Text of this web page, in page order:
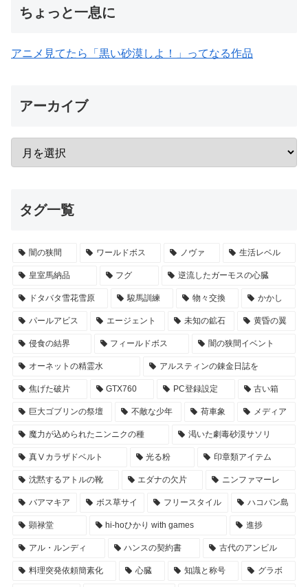
ちょっと一息に
アニメ見てたら「黒い砂漠しよ！」ってなる作品
アーカイブ
タグ一覧
闇の狭間 ワールドボス ノヴァ 生活レベル
皇室馬納品 フグ 逆流したガーモスの心臓
ドタバタ雪花雪原 駿馬訓練 物々交換 かかし
パールアビス エージェント 未知の鉱石 黄昏の翼
侵食の結界 フィールドボス 闇の狭間イベント
オーネットの精霊水 アルスティンの錬金日誌を
焦げた破片 GTX760 PC登録設定 古い箱
巨大ゴブリンの祭壇 不敵な少年 荷車象 メディア
魔力が込められたニンニクの種 渇いた劇毒砂漠サソリ
真Ⅴカラザドベルト 光る粉 印章類アイテム
沈黙するアトルの靴 エダナの欠片 ニンファマーレ
バアマキア ボス草サイ フリースタイル ハコバン島
顕禄堂 hi-hoひかり with games 進捗
アル・ルンディ ハンスの契約書 古代のアンビル
料理突発依頼簡素化 心臓 知識と称号 グラボ